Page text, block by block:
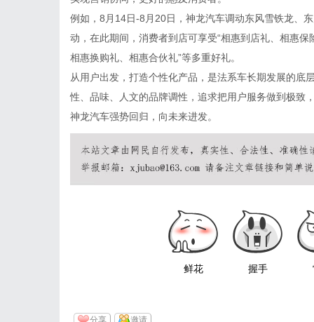
例如，8月14日-8月20日，神龙汽车调动东风雪铁龙、
动，在此期间，消费者到店可享受“相惠到店礼、相惠
相惠换购礼、相惠合伙礼”等多重好礼。
从用户出发，打造个性化产品，是法系车长期发展的底
性、品味、人文的品牌调性，追求把用户服务做到极致
神龙汽车强势回归，向未来进发。
鲜花 握手
分享 邀请